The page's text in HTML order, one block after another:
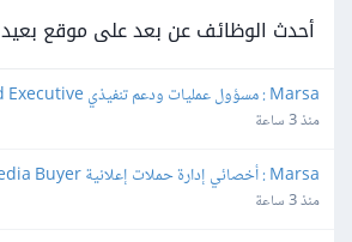
أحدث الوظائف عن بعد على موقع بعيد
Support Lead
منذ 3 ساعة
Marsa : أخصائي إدارة حملات إعلانية Media Buyer
منذ 3 ساعة